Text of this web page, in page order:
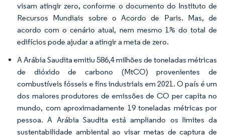
visam atingir zero, conforme o documento do Instituto de
Recursos Mundiais sobre o Acordo de Paris. Mas, de
acordo com o cenário atual, nem mesmo 1% do total de
edifícios pode ajudar a atingir a meta de zero.
A Arábia Saudita emitiu 586,4 milhões de toneladas métricas
de dióxido de carbono (MtCO) provenientes de
combustíveis fósseis e fins industriais em 2021. O país é um
dos maiores produtores de emissões de CO per capita no
mundo, com aproximadamente 19 toneladas métricas por
pessoa. A Arábia Saudita está ampliando os limites da
sustentabilidade ambiental ao visar metas de captura de